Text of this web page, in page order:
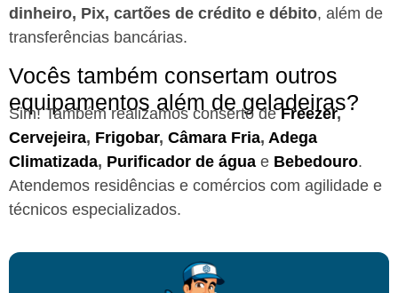
dinheiro, Pix, cartões de crédito e débito, além de
transferências bancárias.
Vocês também consertam outros
equipamentos além de geladeiras?
Sim! Também realizamos conserto deFreezer,
Cervejeira, Frigobar, Câmara Fria, Adega
Climatizada, Purificador de água e Bebedouro.
Atendemos residências e comércios com agilidade e
técnicos especializados.